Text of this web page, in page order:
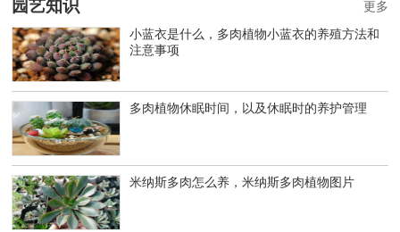
园艺知识
小蓝衣是什么，多肉植物小蓝衣的养殖方法和
注意事项
多肉植物休眠时间，以及休眠时的养护管理
米纳斯多肉怎么养，米纳斯多肉植物图片
更多